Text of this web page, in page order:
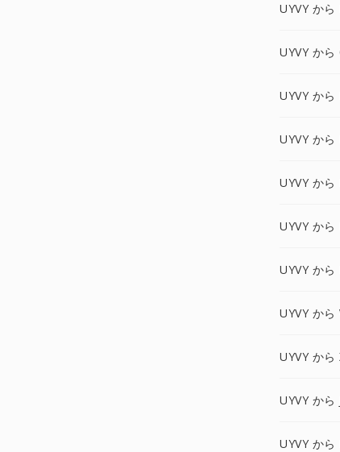
UYVY か
UYVY か
UYVY か
UYVY か
UYVY から
UYVY から
UYVY から
UYVY から
UYVY から
UYVY から
UYVY から